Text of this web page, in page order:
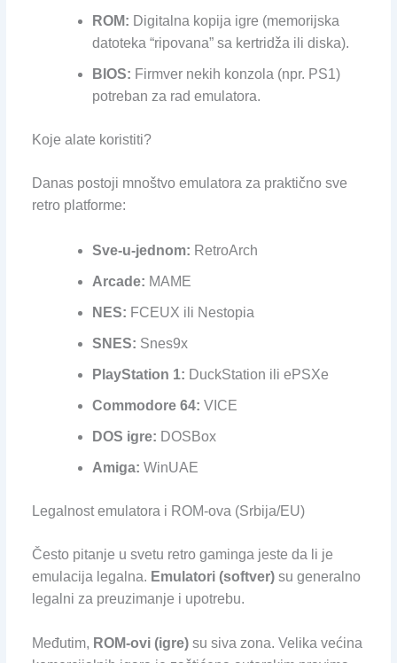
ROM: Digitalna kopija igre (memorijska
datoteka “ripovana” sa kertridža ili diska).
BIOS: Firmver nekih konzola (npr. PS1)
potreban za rad emulatora.
Koje alate koristiti?
Danas postoji mnoštvo emulatora za praktično sve
retro platforme:
Sve-u-jednom: RetroArch
Arcade: MAME
NES: FCEUX ili Nestopia
SNES: Snes9x
PlayStation 1: DuckStation ili ePSXe
Commodore 64: VICE
DOS igre: DOSBox
Amiga: WinUAE
Legalnost emulatora i ROM-ova (Srbija/EU)
Često pitanje u svetu retro gaminga jeste da li je
emulacija legalna. Emulatori (softver)su generalno
legalni za preuzimanje i upotrebu.
Međutim, ROM-ovi (igre)su siva zona. Velika većina